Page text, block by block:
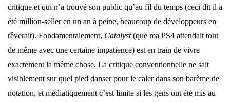
critique et qui n’a trouvé son public qu’au fil du temps (ceci dit il a
été million-seller en un an à peine, beaucoup de développeurs en
rêverait). Fondamentalement, Catalyst(que ma PS4 attendait tout
de même avec une certaine impatience) est en train de vivre
exactement la même chose. La critique conventionnelle ne sait
visiblement sur quel pied danser pour le caler dans son barème de
notation, et médiatiquement c’est limite si les gens ont été mis au